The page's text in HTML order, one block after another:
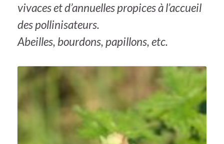
vivaces et d’annuelles propices à l’accueil
des pollinisateurs.
Abeilles, bourdons, papillons, etc.